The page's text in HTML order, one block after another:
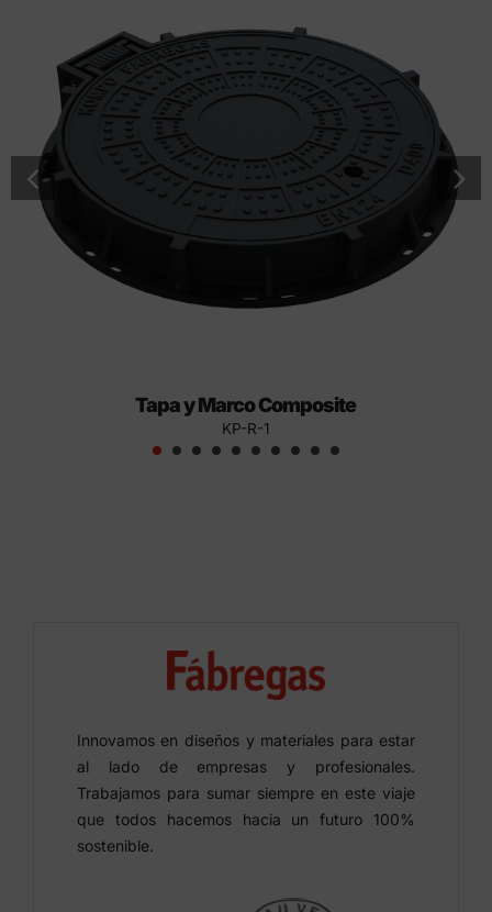
Tapa y Marco Composite
KP-R-1
Innovamos en diseños y materiales para estar
al lado de empresas y profesionales.
Trabajamos para sumar siempre en este viaje
que todos hacemos hacia un futuro 100%
sostenible.